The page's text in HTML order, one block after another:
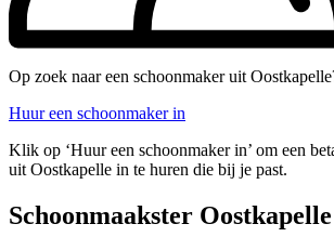
Op zoek naar een schoonmaker uit
Huur een schoonmaker in
Klik op ‘Huur een schoonmaker in’ om een
uit Oostkapelle in te huren die bij je past.
Schoonmaakster